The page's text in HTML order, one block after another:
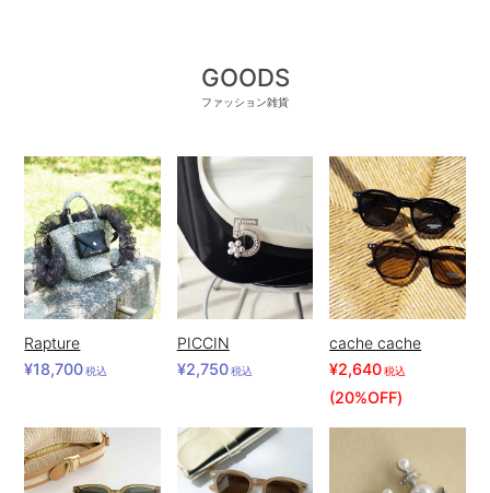
GOODS
ファッション雑貨
Rapture
¥18,700税込
PICCIN
¥2,750税込
cache cache
¥2,640税込
(20%OFF)